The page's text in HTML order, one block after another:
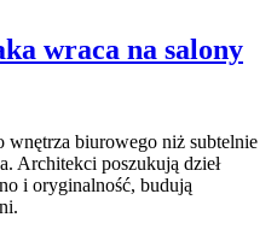
wraca na salony
wnętrza biurowego niż subtelnie
Architekci poszukują dzieł
i oryginalność, budują